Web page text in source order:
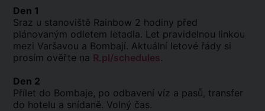
Den 1
Sraz u stanoviště Rainbow 2 hodiny před
plánovaným odletem letadla. Let pravidelnou linkou
mezi Varšavou a Bombají. Aktuální letové řády si
prosím ověřte na R.pl/schedules.
Den 2
Přílet do Bombaje, po odbavení víz a pasů, transfer
do hotelu a snídaně. Volný čas.